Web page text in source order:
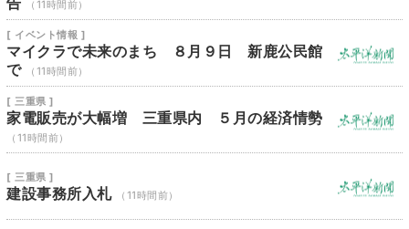
（11時間前）
[ イベント情報 ]
マイクラで未来のまち ８月９日 新鹿公民館
で
（11時間前）
[ 三重県 ]
家電販売が大幅増 三重県内 ５月の経済情勢
（11時間前）
[ 三重県 ]
建設事務所入札 （11時間前）